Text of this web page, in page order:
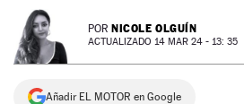
NEWSLETTER POR NICOLE OLGUÍN
ACTUALIZADO 14 MAR 24 - 13: 35
Añadir EL MOTOR en Google